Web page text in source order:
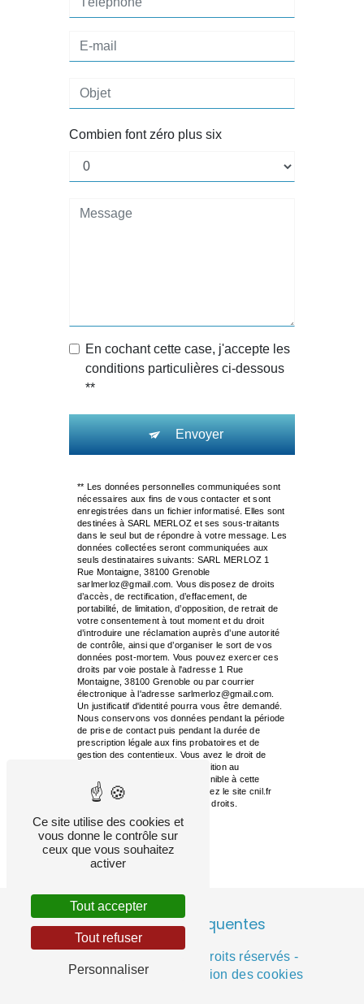
Combien font zéro plus six
En cochant cette case, j'accepte les
conditions particulières ci-dessous
**
Envoyer
** Les données personnelles communiquées sont
nécessaires aux fins de vous contacter et sont
enregistrées dans un fichier informatisé. Elles sont
destinées à SARL MERLOZ et ses sous-traitants
dans le seul but de répondre à votre message. Les
données collectées seront communiquées aux
seuls destinataires suivants: SARL MERLOZ 1
Rue Montaigne, 38100 Grenoble
sarlmerloz@gmail.com. Vous disposez de droits
d’accès, de rectification, d’effacement, de
portabilité, de limitation, d’opposition, de retrait de
votre consentement à tout moment et du droit
d’introduire une réclamation auprès d’une autorité
de contrôle, ainsi que d’organiser le sort de vos
données post-mortem. Vous pouvez exercer ces
droits par voie postale à l'adresse 1 Rue
Montaigne, 38100 Grenoble ou par courrier
électronique à l'adresse sarlmerloz@gmail.com.
Un justificatif d'identité pourra vous être demandé.
Nous conservons vos données pendant la période
de prise de contact puis pendant la durée de
prescription légale aux fins probatoires et de
gestion des contentieux. Vous avez le droit de
vous inscrire sur la liste d'opposition au
démarchage téléphonique, disponible à cette
adresse:Bloctel.gouv.fr
. Consultez le site cnil.fr
pour plus d’informations sur vos droits.
Recherches fréquentes
- 2026 - Tous droits réservés -
Mentions légales
Gestion des cookies
Ce site utilise des cookies et
vous donne le contrôle sur
ceux que vous souhaitez
activer
Tout accepter
Tout refuser
Personnaliser